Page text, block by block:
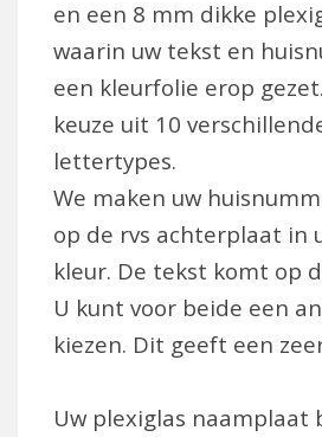
en een 8 mm dikke
waarin uw tekst en
een kleurfolie erop
keuze uit 10
lettertypes.
We maken uw
op de rvs achterplaat in
kleur. De tekst komt op
U kunt voor beide een
kiezen. Dit geeft een
Uw plexiglas naamplaat